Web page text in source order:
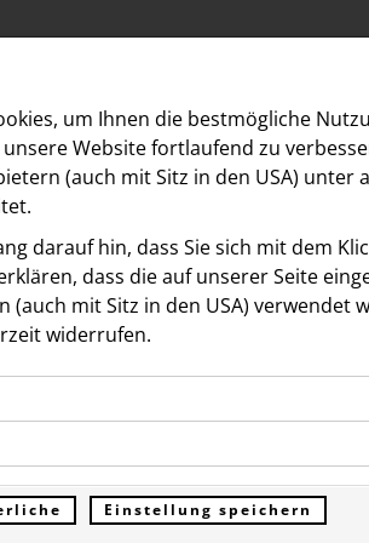
und
feiern
um Ihnen die best­mögliche
Website fortlaufend zu
(auch mit Sitz in den USA) unter
darauf hin, dass Sie sich mit dem
dass die auf unserer Seite
mit Sitz in den USA) verwendet
widerrufen.
Funktionen und sind für
erforderlich. Diese Cookies
an keine Dritten übermittelt.
anonym. Diese Informationen
Website nutzen.
Einstellung speichern